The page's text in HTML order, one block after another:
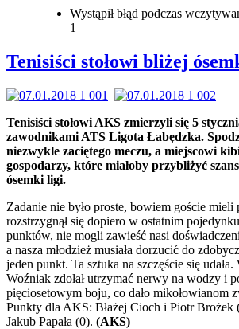
Wystąpił błąd podczas
1
Tenisiści stołowi bliżej
Tenisiści stołowi AKS zmierzyli się 5
zawodnikami ATS Ligota Łabędzka.
niezwykle zaciętego meczu, a miejscowi
gospodarzy, które miałoby przybliżyć
ósemki ligi.
Zadanie nie było proste, bowiem goście mieli
rozstrzygnął się dopiero w ostatnim
punktów, nie mogli zawieść nasi
a nasza młodzież musiała dorzucić do
jeden punkt. Ta sztuka na szczęście się
Woźniak zdołał utrzymać nerwy na wodzy i
pięciosetowym boju, co dało mikołowianom
Punkty dla AKS: Błażej Cioch i Piotr Brożek
Jakub Papała (0). (AKS)